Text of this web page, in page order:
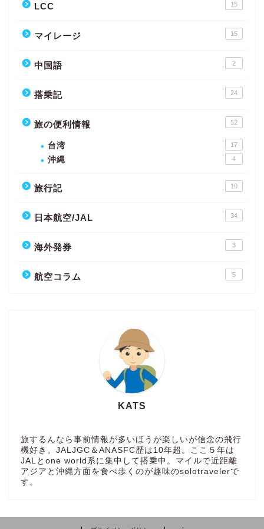
LCC 15
マイレージ 15
中国語 2
搭乗記 24
旅の便利情報 52
台湾 17
沖縄 4
旅行記 10
日本航空/JAL 34
海外発券 3
航空コラム 5
KATS
旅するんなら事前情報が多いほうが楽しいが信念の飛行
機好き。JALJGC＆ANASFC歴は10年超。ここ５年は
JALとone world系に集中して搭乗中。マイルで近距離
アジアと沖縄方面を食べ歩くのが趣味のsolotravelerで
す。